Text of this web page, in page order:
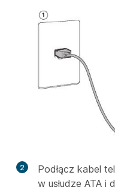
2
Podłącz kabel
w usłudze ATA i